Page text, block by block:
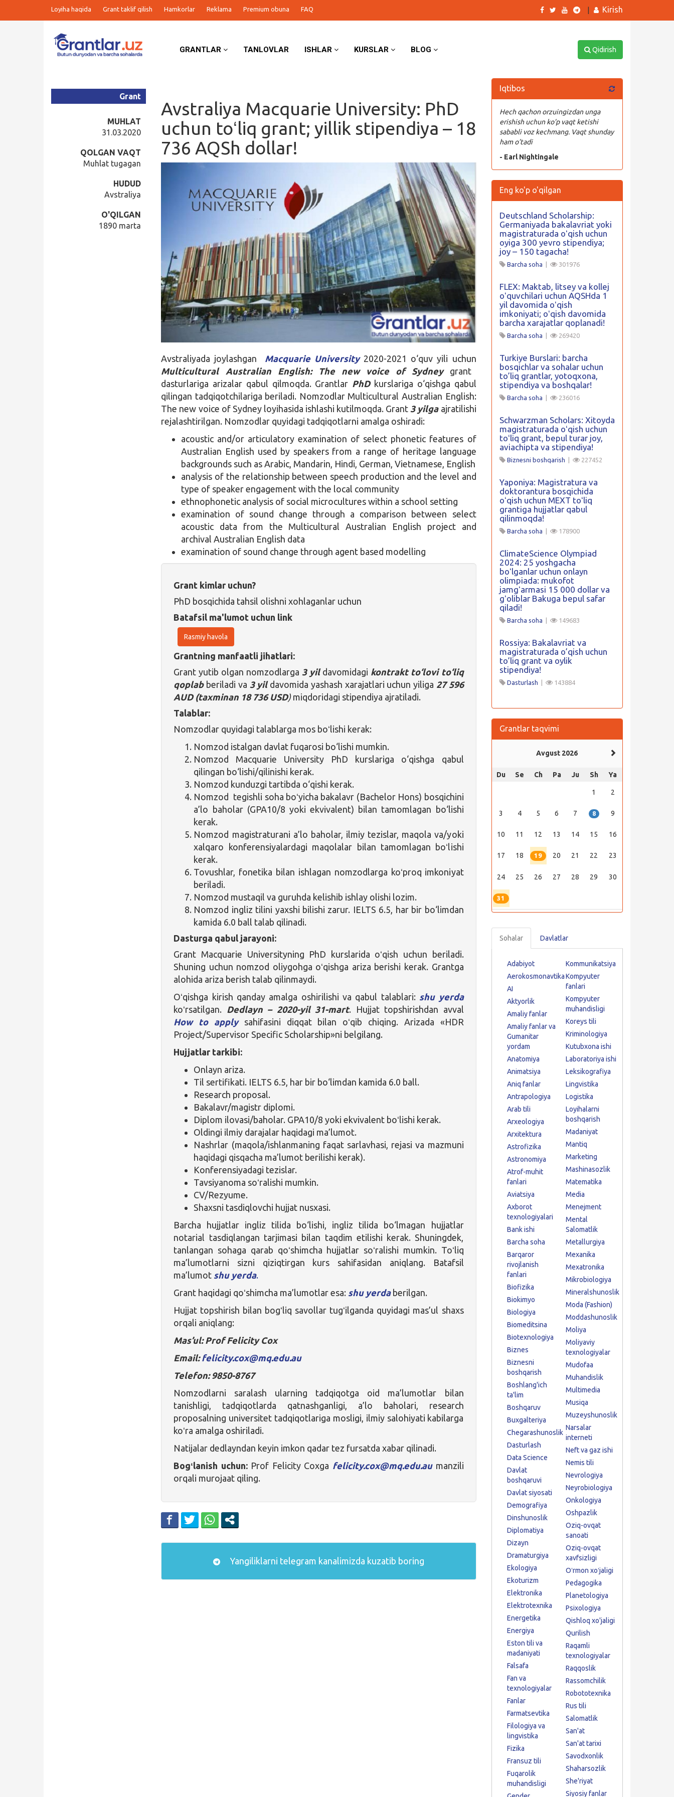
Loyiha haqida Grant taklif qilish Hamkorlar Reklama Premium obuna FAQ Kirish
GRANTLAR TANLOVLAR ISHLAR KURSLAR BLOG Qidirish
Avstraliya Macquarie University: PhD
uchun toʻliq grant; yillik stipendiya – 18
736 AQSh dollar!
Grant
MUHLAT
31.03.2020
QOLGAN VAQT
Muhlat tugagan
HUDUD
Avstraliya
O'QILGAN
1890 marta
Avstraliyada joylashgan Macquarie University2020-2021 o‘quv yili uchun
Multicultural Australian English: The new voice of Sydney grant
dasturlariga arizalar qabul qilmoqda. Grantlar PhD kurslariga o‘qishga qabul
qilingan tadqiqotchilariga beriladi. Nomzodlar Multicultural Australian English:
The new voice of Sydney loyihasida ishlashi kutilmoqda. Grant 3 yilgaajratilishi
rejalashtirilgan. Nomzodlar quyidagi tadqiqotlarni amalga oshiradi:
acoustic and/or articulatory examination of select phonetic features of
Australian English used by speakers from a range of heritage language
backgrounds such as Arabic, Mandarin, Hindi, German, Vietnamese, English
analysis of the relationship between speech production and the level and
type of speaker engagement with the local community
ethnophonetic analysis of social microcultures within a school setting
examination of sound change through a comparison between select
acoustic data from the Multicultural Australian English project and
archival Australian English data
examination of sound change through agent based modelling
Grant kimlar uchun?
PhD bosqichida tahsil olishni xohlaganlar uchun
Batafsil ma'lumot uchun link
Rasmiy havola
Grantning manfaatli jihatlari:
Grant yutib olgan nomzodlarga 3 yildavomidagi kontrakt to‘lovi to‘liq
qoplabberiladi va 3 yil davomida yashash xarajatlari uchun yiliga 27 596
AUD (taxminan 18 736 USD) miqdoridagi stipendiya ajratiladi.
Talablar:
Nomzodlar quyidagi talablarga mos boʻlishi kerak:
Nomzod istalgan davlat fuqarosi bo‘lishi mumkin.
Nomzod Macquarie University PhD kurslariga o‘qishga qabul
qilingan bo‘lishi/qilinishi kerak.
Nomzod kunduzgi tartibda o‘qishi kerak.
Nomzod tegishli soha boʻyicha bakalavr (Bachelor Hons) bosqichini
a’lo baholar (GPA10/8 yoki ekvivalent) bilan tamomlagan bo‘lishi
kerak.
Nomzod magistraturani a’lo baholar, ilmiy tezislar, maqola va/yoki
xalqaro konferensiyalardagi maqolalar bilan tamomlagan boʻlishi
kerak.
Tovushlar, fonetika bilan ishlagan nomzodlarga koʻproq imkoniyat
beriladi.
Nomzod mustaqil va guruhda kelishib ishlay olishi lozim.
Nomzod ingliz tilini yaxshi bilishi zarur. IELTS 6.5, har bir bo‘limdan
kamida 6.0 ball talab qilinadi.
Dasturga qabul jarayoni:
Grant Macquarie Universityning PhD kurslarida oʻqish uchun beriladi.
Shuning uchun nomzod oliygohga oʻqishga ariza berishi kerak. Grantga
alohida ariza berish talab qilinmaydi.
Oʻqishga kirish qanday amalga oshirilishi va qabul talablari: shu yerda
koʻrsatilgan.
Dedlayn – 2020-yil 31-mart. Hujjat topshirishdan avval
How to applysahifasini diqqat bilan oʻqib chiqing. Arizada «HDR
Project/Supervisor Specific Scholarship»ni belgilang.
Hujjatlar tarkibi:
Onlayn ariza.
Til sertifikati. IELTS 6.5, har bir bo‘limdan kamida 6.0 ball.
Research proposal.
Bakalavr/magistr diplomi.
Diplom ilovasi/baholar. GPA10/8 yoki ekvivalent boʻlishi kerak.
Oldingi ilmiy darajalar haqidagi ma’lumot.
Nashrlar (maqola/ishlanmaning faqat sarlavhasi, rejasi va mazmuni
haqidagi qisqacha ma’lumot berilishi kerak).
Konferensiyadagi tezislar.
Tavsiyanoma soʻralishi mumkin.
CV/Rezyume.
Shaxsni tasdiqlovchi hujjat nusxasi.
Barcha hujjatlar ingliz tilida bo‘lishi, ingliz tilida bo‘lmagan hujjatlar
notarial tasdiqlangan tarjimasi bilan taqdim etilishi kerak. Shuningdek,
tanlangan sohaga qarab qoʻshimcha hujjatlar soʻralishi mumkin. Toʻliq
ma’lumotlarni sizni qiziqtirgan kurs sahifasidan aniqlang. Batafsil
ma’lumot shu yerda.
Grant haqidagi qoʻshimcha ma’lumotlar esa: shu yerdaberilgan.
Hujjat topshirish bilan bogʻliq savollar tugʻilganda quyidagi mas’ul shaxs
orqali aniqlang:
Mas’ul: Prof Felicity Cox
Email: felicity.cox@mq.edu.au
Telefon: 9850-8767
Nomzodlarni saralash ularning tadqiqotga oid ma’lumotlar bilan
tanishligi, tadqiqotlarda qatnashganligi, a’lo baholari, research
proposalning universitet tadqiqotlariga mosligi, ilmiy salohiyati kabilarga
koʻra amalga oshiriladi.
Natijalar dedlayndan keyin imkon qadar tez fursatda xabar qilinadi.
Bogʻlanish uchun:Prof Felicity Coxga felicity.cox@mq.edu.aumanzili
orqali murojaat qiling.
Yangiliklarni telegram kanalimizda kuzatib boring
Iqtibos
Hech qachon orzuingizdan unga
erishish uchun ko’p vaqt ketishi
sababli voz kechmang. Vaqt shunday
ham o’tadi
- Earl Nightingale
Eng ko'p o'qilgan
Deutschland Scholarship:
Germaniyada bakalavriat yoki
magistraturada oʻqish uchun
oyiga 300 yevro stipendiya;
joy – 150 tagacha!
Barcha soha 301976
FLEX: Maktab, litsey va kollej
oʻquvchilari uchun AQSHda 1
yil davomida oʻqish
imkoniyati; oʻqish davomida
barcha xarajatlar qoplanadi!
Barcha soha 269420
Turkiye Burslari: barcha
bosqichlar va sohalar uchun
to’liq grantlar, yotoqxona,
stipendiya va boshqalar!
Barcha soha 236016
Schwarzman Scholars: Xitoyda
magistraturada oʻqish uchun
toʻliq grant, bepul turar joy,
aviachipta va stipendiya!
Biznesni boshqarish 227452
Yaponiya: Magistratura va
doktorantura bosqichida
oʻqish uchun MEXT toʻliq
grantiga hujjatlar qabul
qilinmoqda!
Barcha soha 178900
ClimateScience Olympiad
2024: 25 yoshgacha
boʻlganlar uchun onlayn
olimpiada: mukofot
jamgʻarmasi 15 000 dollar va
gʻoliblar Bakuga bepul safar
qiladi!
Barcha soha 149683
Rossiya: Bakalavriat va
magistraturada o’qish uchun
to’liq grant va oylik
stipendiya!
Dasturlash 143884
Grantlar taqvimi
Avgust 2026
Du Se Ch Pa Ju Sh Ya
1 2
3 4 5 6 7 8 9
10 11 12 13 14 15 16
17 18 19 20 21 22 23
24 25 26 27 28 29 30
31
Sohalar Davlatlar
Adabiyot
Aerokosmonavtika
AI
Aktyorlik
Amaliy fanlar
Amaliy fanlar va
Gumanitar
yordam
Anatomiya
Animatsiya
Aniq fanlar
Antrapologiya
Arab tili
Arxeologiya
Arxitektura
Astrofizika
Astronomiya
Atrof-muhit
fanlari
Aviatsiya
Axborot
texnologiyalari
Bank ishi
Barcha soha
Barqaror
rivojlanish
fanlari
Biofizika
Biokimyo
Biologiya
Biomeditsina
Biotexnologiya
Biznes
Biznesni
boshqarish
Boshlang'ich
ta'lim
Boshqaruv
Buxgalteriya
Chegarashunoslik
Dasturlash
Data Science
Davlat
boshqaruvi
Davlat siyosati
Demografiya
Dinshunoslik
Diplomatiya
Dizayn
Dramaturgiya
Ekologiya
Ekoturizm
Elektronika
Elektrotexnika
Energetika
Energiya
Eston tili va
madaniyati
Falsafa
Fan va
texnologiyalar
Fanlar
Farmatsevtika
Filologiya va
lingvistika
Fizika
Fransuz tili
Fuqarolik
muhandisligi
Kommunikatsiya
Kompyuter
fanlari
Kompyuter
muhandisligi
Koreys tili
Kriminologiya
Kutubxona ishi
Laboratoriya ishi
Leksikografiya
Lingvistika
Logistika
Loyihalarni
boshqarish
Madaniyat
Mantiq
Marketing
Mashinasozlik
Matematika
Media
Menejment
Mental
Salomatlik
Metallurgiya
Mexanika
Mexatronika
Mikrobiologiya
Mineralshunoslik
Moda (Fashion)
Moddashunoslik
Moliya
Moliyaviy
texnologiyalar
Mudofaa
Muhandislik
Multimedia
Musiqa
Muzeyshunoslik
Narsalar
interneti
Neft va gaz ishi
Nemis tili
Nevrologiya
Neyrobiologiya
Onkologiya
Oshpazlik
Oziq-ovqat
sanoati
Oziq-ovqat
xavfsizligi
Oʻrmon xoʻjaligi
Pedagogika
Planetologiya
Psixologiya
Qishloq xo'jaligi
Qurilish
Raqamli
texnologiyalar
Raqqoslik
Rassomchilik
Robototexnika
Rus tili
Salomatlik
San'at
San'at tarixi
Savodxonlik
Shaharsozlik
She'riyat
Siyosiy fanlar